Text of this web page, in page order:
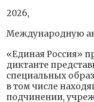
2026,
Международную
«Единая Россия»
диктанте
специальных
в том числе
подчинении,